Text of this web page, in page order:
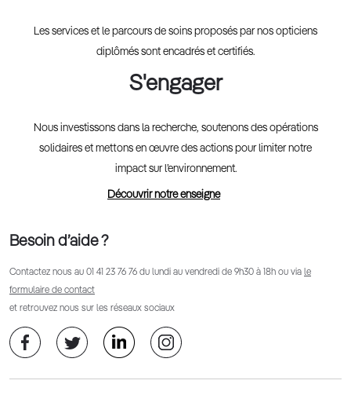
Les services et le parcours de soins proposés par nos opticiens
diplômés sont encadrés et certifiés.
S'engager
Nous investissons dans la recherche, soutenons des opérations
solidaires et mettons en œuvre des actions pour limiter notre
impact sur l’environnement.
Découvrir notre enseigne
Besoin d’aide ?
Contactez nous au 01 41 23 76 76 du lundi au vendredi de 9h30 à 18h ou via le
formulaire de contact
et retrouvez nous sur les réseaux sociaux